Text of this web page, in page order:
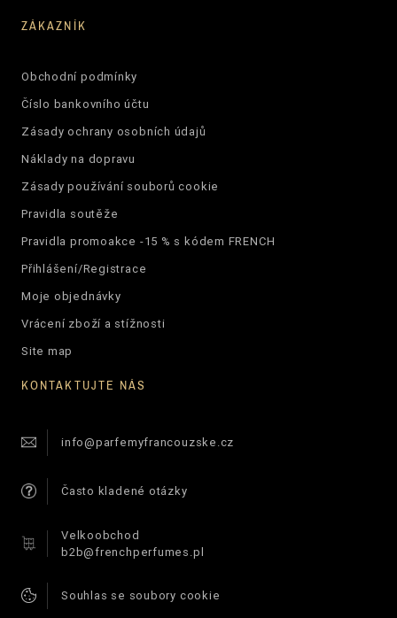
ZÁKAZNÍK
Obchodní podmínky
Číslo bankovního účtu
Zásady ochrany osobních údajů
Náklady na dopravu
Zásady používání souborů cookie
Pravidla soutěže
Pravidla promoakce -15 % s kódem FRENCH
Přihlášení/Registrace
Moje objednávky
Vrácení zboží a stížnosti
Site map
KONTAKTUJTE NÁS
info@parfemyfrancouzske.cz
Často kladené otázky
Velkoobchod
b2b@frenchperfumes.pl
Souhlas se soubory cookie